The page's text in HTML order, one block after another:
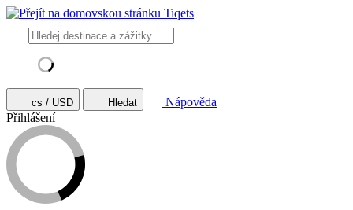
cs / USD Hledat
Nápověda
Přihlášení